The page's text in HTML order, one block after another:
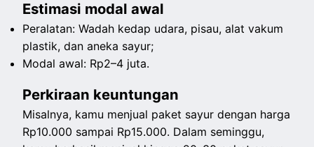
Estimasi modal awal
Peralatan: Wadah kedap udara, pisau, alat vakum
plastik, dan aneka sayur;
Modal awal: Rp2–4 juta.
Perkiraan keuntungan
Misalnya, kamu menjual paket sayur dengan harga
Rp10.000 sampai Rp15.000. Dalam seminggu,